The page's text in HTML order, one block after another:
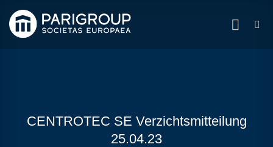
Inhalt
springen
CENTROTEC SE Verzichtsmitteilung
25.04.23